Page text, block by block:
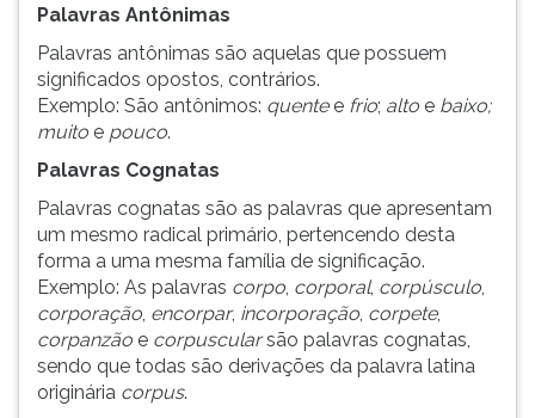
Palavras Antônimas
Palavras antônimas são aquelas que possuem
significados opostos, contrários.
Exemplo: São antônimos: quentee frio; alto e baixo;
muito e pouco.
Palavras Cognatas
Palavras cognatas são as palavras que apresentam
um mesmo radical primário, pertencendo desta
forma a uma mesma família de significação.
Exemplo: As palavras corpo, corporal, corpúsculo,
corporação, encorpar, incorporação, corpete,
corpanzão e corpuscularsão palavras cognatas,
sendo que todas são derivações da palavra latina
originária corpus.